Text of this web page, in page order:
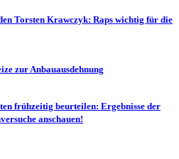
Torsten Krawczyk: Raps wichtig für die
zur Anbauausdehnung
frühzeitig beurteilen: Ergebnisse der
anschauen!